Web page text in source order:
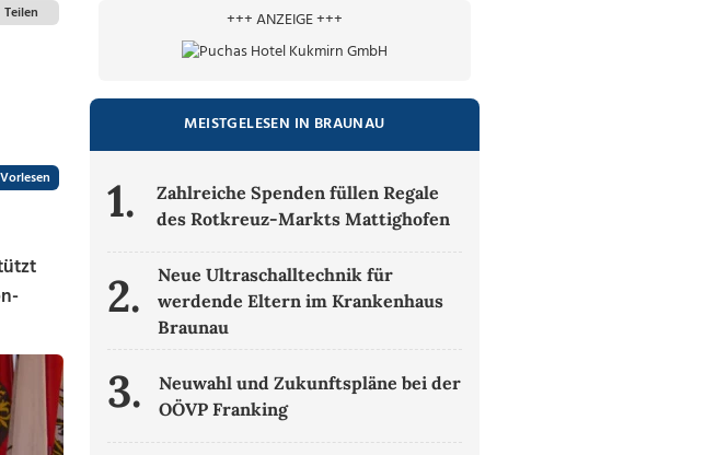
Teilen
Vorlesen
+++ ANZEIGE +++
MEISTGELESEN IN BRAUNAU
1.
Zahlreiche Spenden füllen Regale
des Rotkreuz-Markts Mattighofen
2.
Neue Ultraschalltechnik für
werdende Eltern im Krankenhaus
Braunau
3.
Neuwahl und Zukunftspläne bei der
OÖVP Franking